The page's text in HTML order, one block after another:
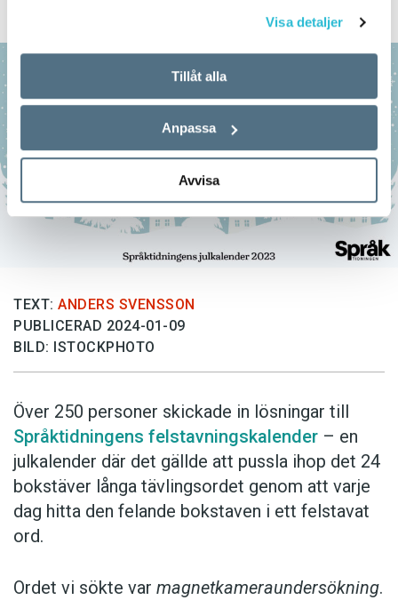
Visa detaljer
Tillåt alla
Anpassa
Avvisa
TEXT: ANDERS SVENSSON
PUBLICERAD 2024-01-09
BILD: ISTOCKPHOTO
Över 250 personer skickade in lösningar till
Språktidningens felstavningskalender – en
julkalender där det gällde att pussla ihop det 24
bokstäver långa tävlingsordet genom att varje
dag hitta den felande bokstaven i ett felstavat
ord.
Ordet vi sökte var magnetkameraundersökning.